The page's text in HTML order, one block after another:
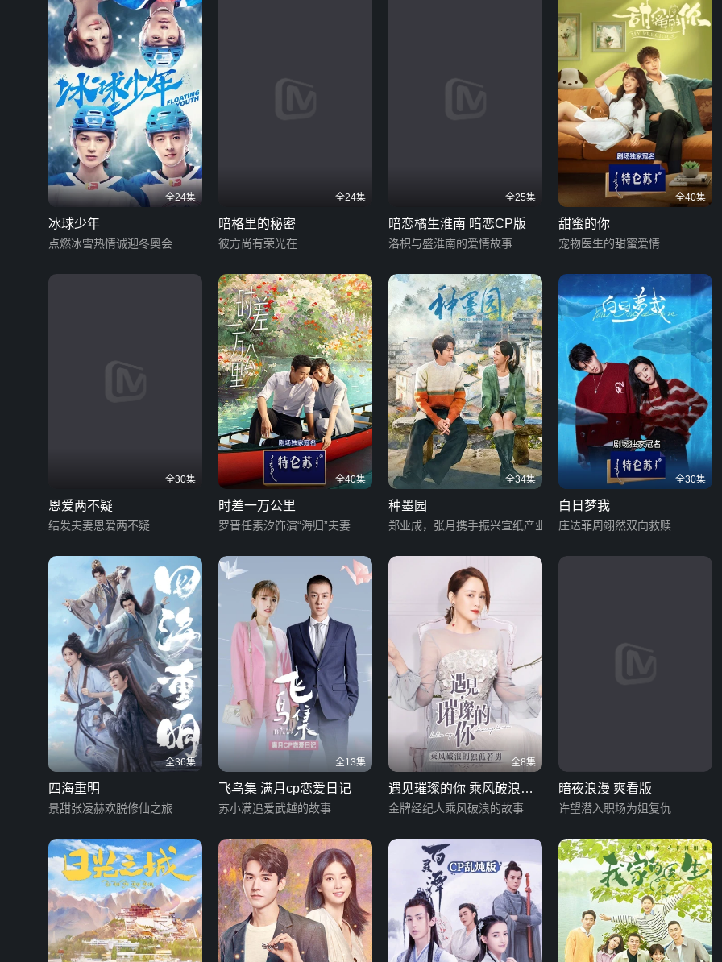
全24集
冰球少年
点燃冰雪热情诚迎冬奥会
全24集
暗格里的秘密
彼方尚有荣光在
全25集
暗恋橘生淮南 暗恋CP版
洛枳与盛淮南的爱情故事
全40集
甜蜜的你
宠物医生的甜蜜爱情
全30集
恩爱两不疑
结发夫妻恩爱两不疑
全40集
时差一万公里
罗晋任素汐饰演“海归”夫妻
全34集
种墨园
郑业成，张月携手振兴宣纸产业
全30集
白日梦我
庄达菲周翊然双向救赎
全36集
四海重明
景甜张凌赫欢脱修仙之旅
全13集
飞鸟集 满月cp恋爱日记
苏小满追爱武越的故事
全8集
遇见璀璨的你 乘风破浪的
独孤若男
金牌经纪人乘风破浪的故事
暗夜浪漫 爽看版
许望潜入职场为姐复仇